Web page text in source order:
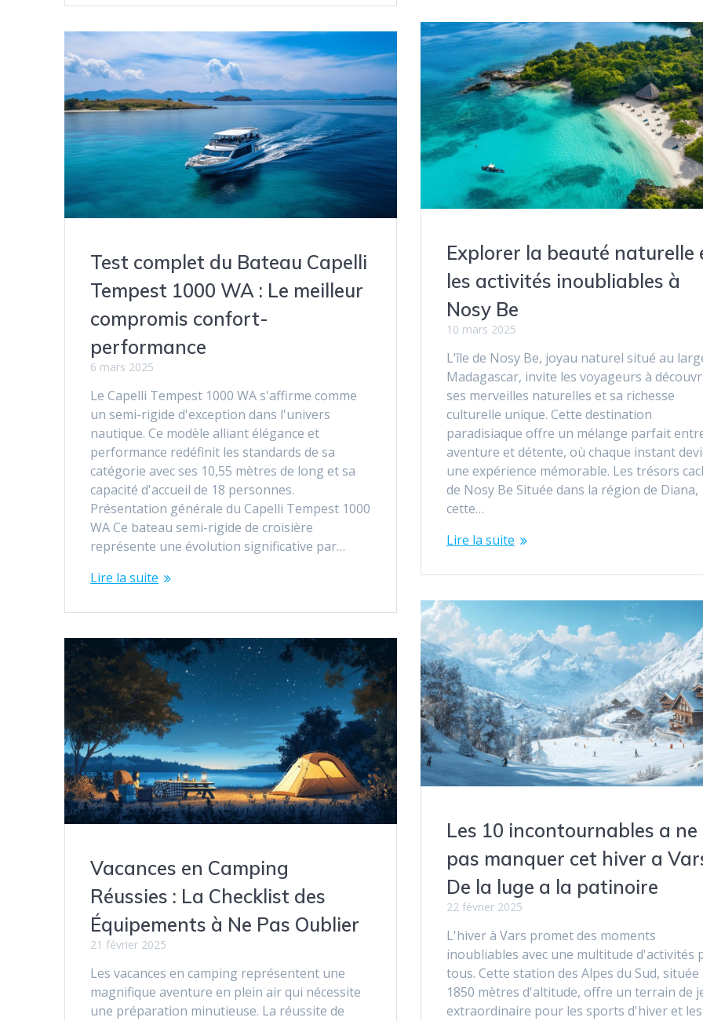
Explorer la beauté naturelle
les activités inoubliables à
Nosy Be
10 mars 2025
L’île de Nosy Be, joyau naturel situé au
Madagascar, invite les voyageurs à
ses merveilles naturelles et sa richesse
culturelle unique. Cette destination
paradisiaque offre un mélange parfait
aventure et détente, où chaque instant
une expérience mémorable. Les trésors
de Nosy Be Située dans la région de Diana,
cette…
Lire la suite
Test complet du Bateau Capelli
Tempest 1000 WA : Le meilleur
compromis confort-
performance
6 mars 2025
Le Capelli Tempest 1000 WA s'affirme comme
un semi-rigide d'exception dans l'univers
nautique. Ce modèle alliant élégance et
performance redéfinit les standards de sa
catégorie avec ses 10,55 mètres de long et sa
capacité d'accueil de 18 personnes.
Présentation générale du Capelli Tempest 1000
WA Ce bateau semi-rigide de croisière
représente une évolution significative par…
Lire la suite
Les 10 incontournables a ne
pas manquer cet hiver a
De la luge a la patinoire
22 février 2025
L'hiver à Vars promet des moments
inoubliables avec une multitude d'activités
tous. Cette station des Alpes du Sud, située
1850 mètres d'altitude, offre un terrain de
extraordinaire pour les sports d'hiver et les
Vacances en Camping
Réussies : La Checklist des
Équipements à Ne Pas Oublier
21 février 2025
Les vacances en camping représentent une
magnifique aventure en plein air qui nécessite
une préparation minutieuse. La réussite de